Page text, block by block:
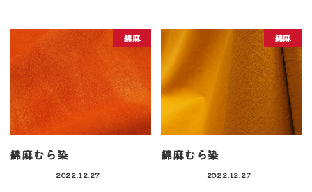
綿麻
綿麻むら染
2022.12.27
綿麻
綿麻むら染
2022.12.27